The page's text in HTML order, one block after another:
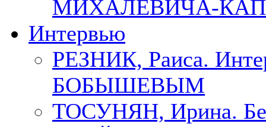
МИХАЛЕВИЧА-
Интервью
РЕЗНИК, Раиса.
БОБЫШЕВЫМ
ТОСУНЯН, Ирина.